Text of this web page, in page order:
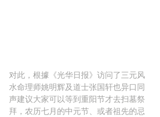
对此，根據《光华日报》访问了三元风
水命理师姚明辉及道士张国轩也异口同
声建议大家可以等到重阳节才去扫墓祭
拜，农历七月的中元节、或者祖先的忌